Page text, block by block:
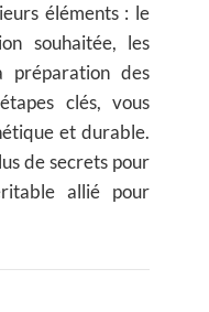
éléments : le
souhaitée, les
préparation des
clés, vous
et durable.
de secrets pour
allié pour